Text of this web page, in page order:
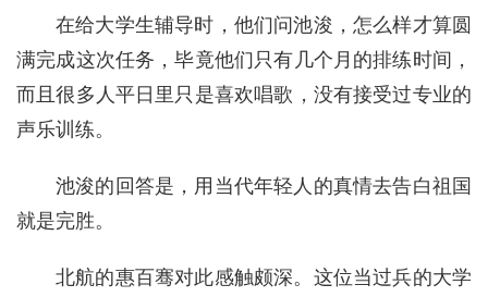
在给大学生辅导时，他们问池浚，怎么样才算圆
满完成这次任务，毕竟他们只有几个月的排练时间，
而且很多人平日里只是喜欢唱歌，没有接受过专业的
声乐训练。
池浚的回答是，用当代年轻人的真情去告白祖国
就是完胜。
北航的惠百骞对此感触颇深。这位当过兵的大学